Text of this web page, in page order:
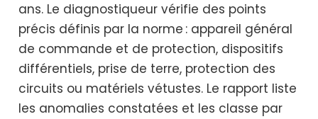
ans. Le diagnostiqueur vérifie des points
précis définis par la norme : appareil général
de commande et de protection, dispositifs
différentiels, prise de terre, protection des
circuits ou matériels vétustes. Le rapport liste
les anomalies constatées et les classe par